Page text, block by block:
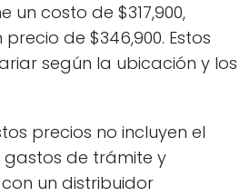
un costo de $317,900,
de $346,900. Estos
según la ubicación y los
precios no incluyen el
gastos de trámite y
un distribuidor